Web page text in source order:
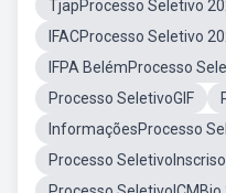
TjapProcesso Seletivo
IFACProcesso Seletivo
IFPA BelémProcesso
Processo SeletivoGIF
InformaçõesProcesso
Processo